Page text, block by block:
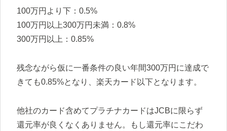
100万円より下：0.5%
100万円以上300万円未満：0.8%
300万円以上：0.85%
残念ながら仮に一番条件の良い年間300万円に達成で
きても0.85%となり、楽天カード以下となります。
他社のカード含めてプラチナカードはJCBに限らず
還元率が良くなくありません。もし還元率にこだわ